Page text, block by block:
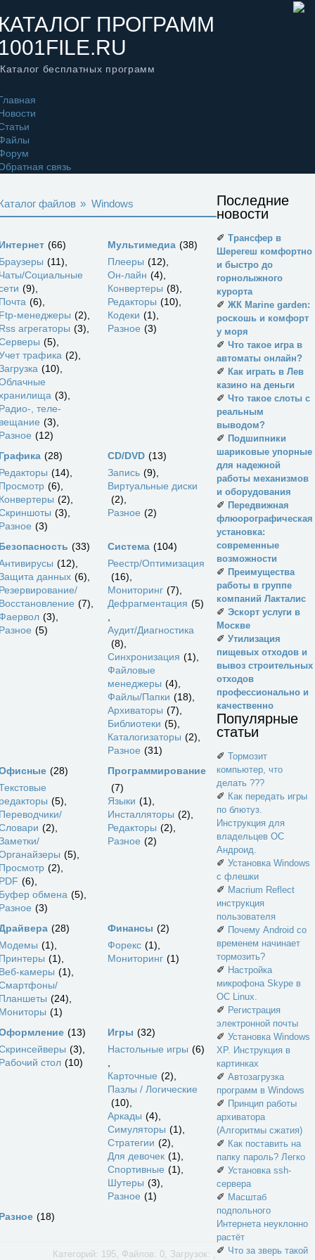
ПРОГРАММ
Каталог бесплатных программ
связь
файлов » Windows
66
11
Социальные
9
6
менеджеры
2
агрегаторы
3
5
трафика
2
10
3
, теле-
3
12
Мультимедиа
38
Плееры
12
Он-лайн
4
Конвертеры
8
Редакторы
10
Кодеки
1
Разное
3
28
14
6
2
3
3
CD/DVD
13
Запись
9
Виртуальные диски
2
Разное
2
33
12
данных
6
7
3
5
Система
104
Реестр/Оптимизация
16
Мониторинг
7
Дефрагментация
5
Аудит/Диагностика
8
Синхронизация
1
Файловые
менеджеры
4
Файлы/Папки
18
Архиваторы
7
Библиотеки
5
Каталогизаторы
2
Разное
31
28
5
2
5
2
6
обмена
5
3
Программирование
7
Языки
1
Инсталляторы
2
Редакторы
2
Разное
2
28
1
1
камеры
1
24
1
Финансы
2
Форекс
1
Мониторинг
1
13
3
стол
10
Игры
32
Настольные игры
6
Карточные
2
Пазлы / Логические
10
Аркады
4
Симуляторы
1
Стратегии
2
Для девочек
1
Спортивные
1
Шутеры
3
Разное
1
18
Категорий: 195, Файлов: 0, Загрузок: ,
Последние
новости
✐ Трансфер в
Шерегеш комфортно
и быстро до
горнолыжного
курорта
✐ ЖК Marine garden:
роскошь и комфорт
у моря
✐ Что такое игра в
автоматы онлайн?
✐ Как играть в Лев
казино на деньги
✐ Что такое слоты с
реальным
выводом?
✐ Подшипники
шариковые упорные
для надежной
работы механизмов
и оборудования
✐ Передвижная
флюорографическая
установка:
современные
возможности
✐ Преимущества
работы в группе
компаний Лакталис
✐ Эскорт услуги в
Москве
✐ Утилизация
пищевых отходов и
вывоз строительных
отходов
профессионально и
качественно
Популярные
статьи
✐ Тормозит
компьютер, что
делать ???
✐ Как передать игры
по блютуз.
Инструкция для
владельцев ОС
Андроид.
✐ Установка Windows
с флешки
✐ Macrium Reflect
инструкция
пользователя
✐ Почему Android со
временем начинает
тормозить?
✐ Настройка
микрофона Skype в
ОС Linux.
✐ Регистрация
электронной почты
✐ Установка Windows
XP. Инструкция в
картинках
✐ Автозагрузка
программ в Windows
✐ Принцип работы
архиватора
(Алгоритмы сжатия)
✐ Как поставить на
папку пароль? Легко
✐ Установка ssh-
сервера
✐ Масштаб
подпольного
Интернета неуклонно
растёт
✐ Что за зверь такой